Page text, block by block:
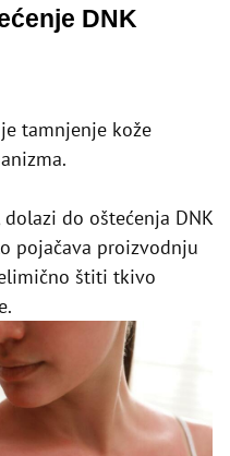
DNK
tamnjenje kože
do oštećenja DNK
pojačava proizvodnju
štiti tkivo